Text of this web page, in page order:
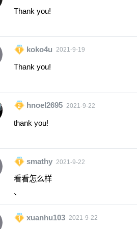
Thank you!
koko4u 2021-9-19
Thank you!
hnoel2695 2021-9-22
thank you!
smathy 2021-9-22
看看怎么样
、
xuanhu103 2021-9-22